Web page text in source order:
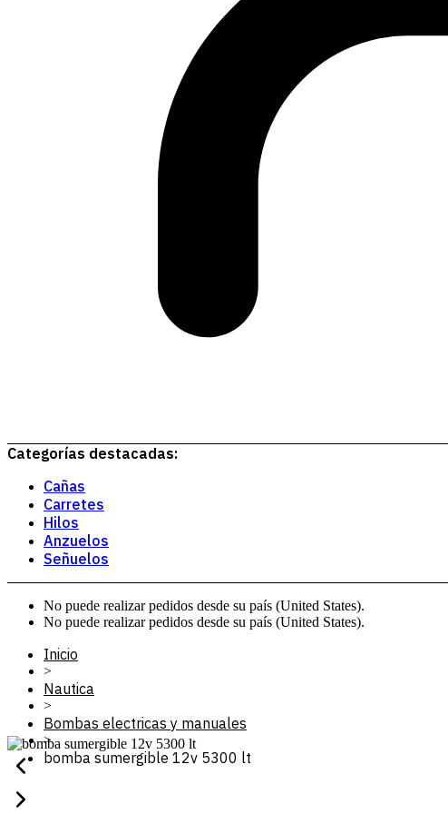
Categorías destacadas:
Cañas
Carretes
Hilos
Anzuelos
Señuelos
No puede realizar pedidos desde su país (United States).
No puede realizar pedidos desde su país (United States).
Inicio
>
Nautica
>
Bombas electricas y manuales
>
bomba sumergible 12v 5300 lt